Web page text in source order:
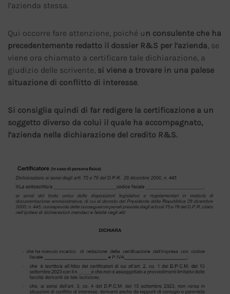
l’azienda stessa.
Qui occorre fare attenzione, poiché u n consulente che ha
precedentemente redatto il dossier R&S per l’azienda, se
viene ora chiamato a certificare tale dichiarazione, a
giudizio delle scrivente, si viene a trovare in una palese
situazione di conflitto di interesse.
Si consiglia quindi di far redigere la certificazione a un
soggetto diverso da colui il quale ha accompagnato,
l’azienda nella dichiarazione del credito R&S.